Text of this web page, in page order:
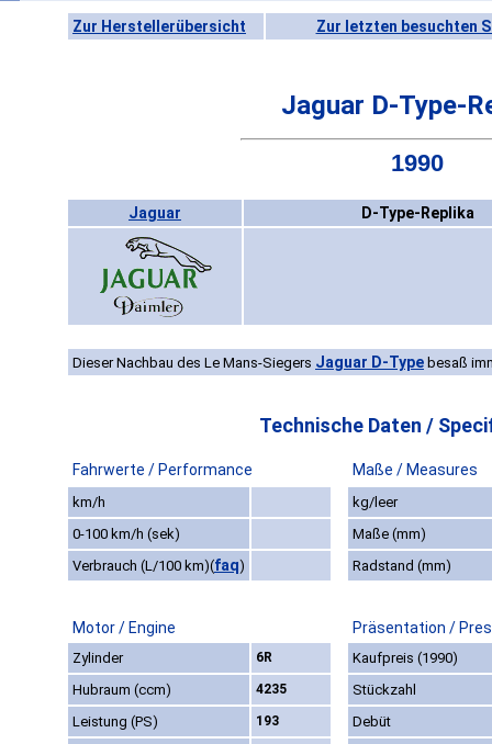
Zur Herstellerübersicht Zur letzten besuchten
Jaguar D-Type-
1990
Jaguar D-Type-Replika
Dieser Nachbau des Le Mans-Siegers Jaguar D-Type besaß
Technische Daten /
Fahrwerte / Performance Maße / Measures
km/h
kg/leer
0-100 km/h (sek)
Maße (mm)
Verbrauch (L/100 km)(faq) Radstand (mm)
Motor / Engine Präsentation /
Zylinder 6R
Kaufpreis (1990)
Hubraum (ccm)
4235
Stückzahl
Leistung (PS)
193
Debüt